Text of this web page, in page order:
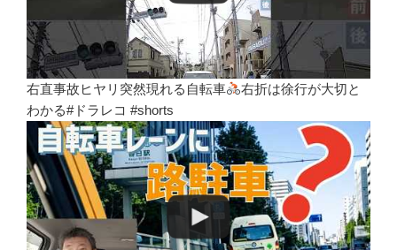
右直事故ヒヤリ突然現れる自転車
右折は徐行が大切と
わかる#ドラレコ #shorts